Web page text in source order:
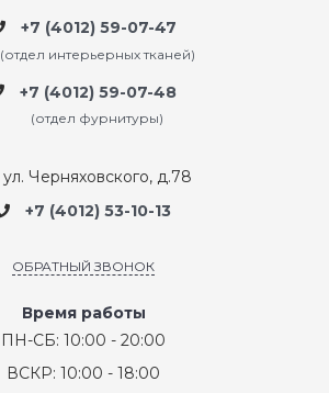
+7 (4012) 59-07-47
(отдел интерьерных тканей)
+7 (4012) 59-07-48
(отдел фурнитуры)
ул. Черняховского, д.78
+7 (4012) 53-10-13
ОБРАТНЫЙ ЗВОНОК
Время работы
ПН-СБ: 10:00 - 20:00
ВСКР: 10:00 - 18:00